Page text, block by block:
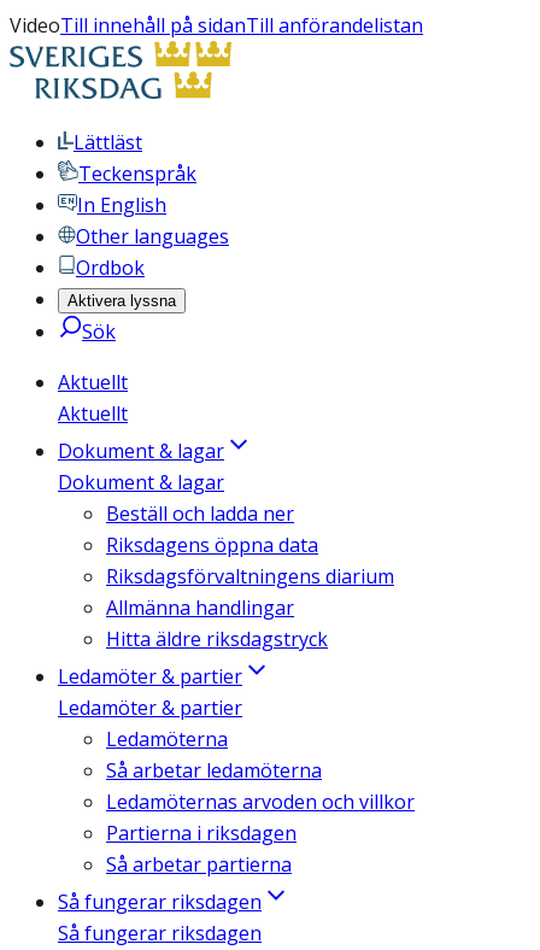
VideoTill innehåll på sidanTill anförandelistan
Lättläst
Teckenspråk
In English
Other languages
Ordbok
Aktivera lyssna
Sök
Aktuellt
Aktuellt
Dokument & lagar
Dokument & lagar
Beställ och ladda ner
Riksdagens öppna data
Riksdagsförvaltningens diarium
Allmänna handlingar
Hitta äldre riksdagstryck
Ledamöter & partier
Ledamöter & partier
Ledamöterna
Så arbetar ledamöterna
Ledamöternas arvoden och villkor
Partierna i riksdagen
Så arbetar partierna
Så fungerar riksdagen
Så fungerar riksdagen